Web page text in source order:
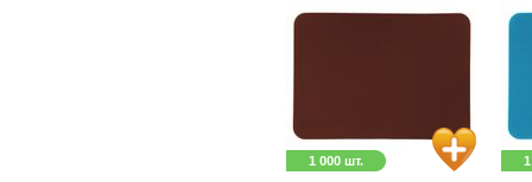
1 000 шт.